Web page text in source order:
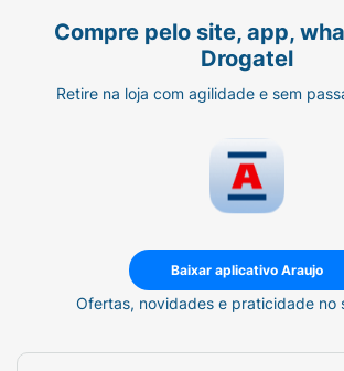
Compre pelo site, app,
Drogatel
Retire na loja com agilidade e sem
Baixar aplicativo Araujo
Ofertas, novidades e praticidade no